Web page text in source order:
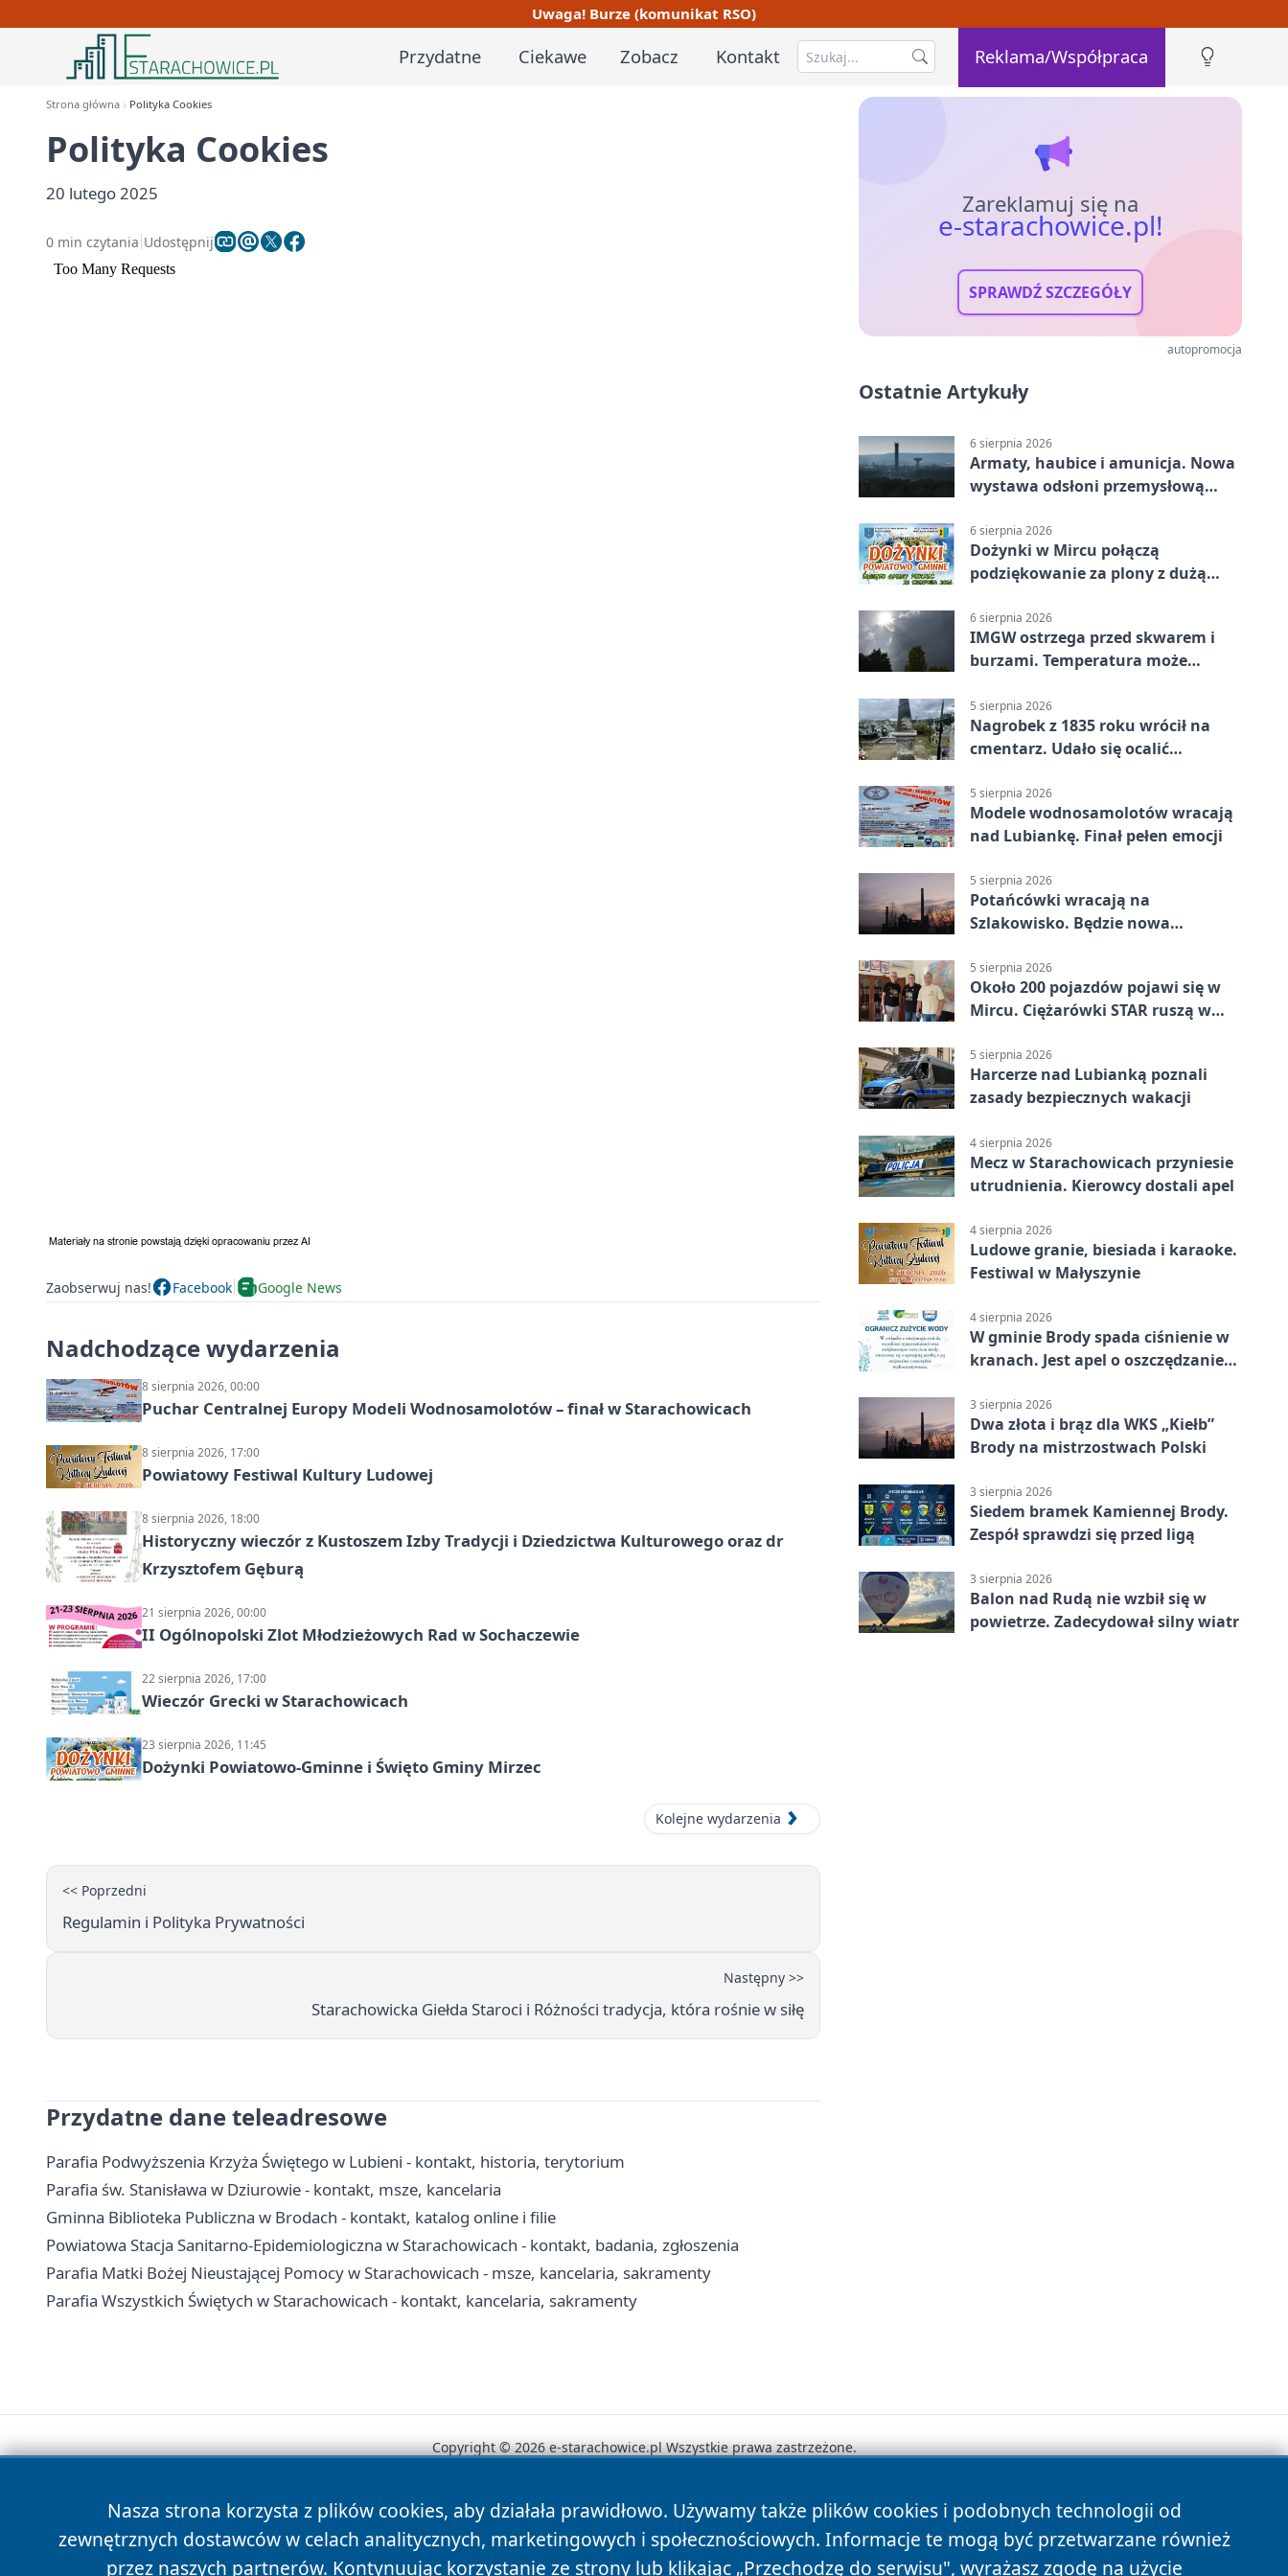
Uwaga! Burze (komunikat RSO)
Przydatne Ciekawe Zobacz Kontakt Reklama/Współpraca
Strona główna Polityka Cookies
Polityka Cookies
20 lutego 2025
0 min czytania Udostępnij
Zaobserwuj nas! Facebook Google News
Nadchodzące wydarzenia
8 sierpnia 2026, 00:00
Puchar Centralnej Europy Modeli Wodnosamolotów – finał w Starachowicach
8 sierpnia 2026, 17:00
Powiatowy Festiwal Kultury Ludowej
8 sierpnia 2026, 18:00
Historyczny wieczór z Kustoszem Izby Tradycji i Dziedzictwa Kulturowego oraz dr
Krzysztofem Gęburą
21 sierpnia 2026, 00:00
II Ogólnopolski Zlot Młodzieżowych Rad w Sochaczewie
22 sierpnia 2026, 17:00
Wieczór Grecki w Starachowicach
23 sierpnia 2026, 11:45
Dożynki Powiatowo-Gminne i Święto Gminy Mirzec
Kolejne wydarzenia
<< Poprzedni
Regulamin i Polityka Prywatności
Następny >>
Starachowicka Giełda Staroci i Różności tradycja, która rośnie w siłę
Przydatne dane teleadresowe
Parafia Podwyższenia Krzyża Świętego w Lubieni - kontakt, historia, terytorium
Parafia św. Stanisława w Dziurowie - kontakt, msze, kancelaria
Gminna Biblioteka Publiczna w Brodach - kontakt, katalog online i filie
Powiatowa Stacja Sanitarno-Epidemiologiczna w Starachowicach - kontakt, badania, zgłoszenia
Parafia Matki Bożej Nieustającej Pomocy w Starachowicach - msze, kancelaria, sakramenty
Parafia Wszystkich Świętych w Starachowicach - kontakt, kancelaria, sakramenty
Zareklamuj się na
e-starachowice.pl!
SPRAWDŹ SZCZEGÓŁY
autopromocja
Ostatnie Artykuły
6 sierpnia 2026
Armaty, haubice i amunicja. Nowa
wystawa odsłoni przemysłową
6 sierpnia 2026
Dożynki w Mircu połączą
podziękowanie za plony z dużą
6 sierpnia 2026
IMGW ostrzega przed skwarem i
burzami. Temperatura może
5 sierpnia 2026
Nagrobek z 1835 roku wrócił na
cmentarz. Udało się ocalić
5 sierpnia 2026
Modele wodnosamolotów wracają
nad Lubiankę. Finał pełen emocji
5 sierpnia 2026
Potańcówki wracają na
Szlakowisko. Będzie nowa
5 sierpnia 2026
Około 200 pojazdów pojawi się w
Mircu. Ciężarówki STAR ruszą w
5 sierpnia 2026
Harcerze nad Lubianką poznali
zasady bezpiecznych wakacji
4 sierpnia 2026
Mecz w Starachowicach przyniesie
utrudnienia. Kierowcy dostali apel
4 sierpnia 2026
Ludowe granie, biesiada i karaoke.
Festiwal w Małyszynie
4 sierpnia 2026
W gminie Brody spada ciśnienie w
kranach. Jest apel o oszczędzanie
3 sierpnia 2026
Dwa złota i brąz dla WKS „Kiełb”
Brody na mistrzostwach Polski
3 sierpnia 2026
Siedem bramek Kamiennej Brody.
Zespół sprawdzi się przed ligą
3 sierpnia 2026
Balon nad Rudą nie wzbił się w
powietrze. Zadecydował silny wiatr
Nasza strona korzysta z plików cookies, aby działała prawidłowo. Używamy także plików cookies i podobnych technologii od
zewnętrznych dostawców w celach analitycznych, marketingowych i społecznościowych. Informacje te mogą być przetwarzane również
przez naszych partnerów. Kontynuując korzystanie ze strony lub klikając „Przechodzę do serwisu", wyrażasz zgodę na użycie
Copyright © 2026 e-starachowice.pl Wszystkie prawa zastrzeżone.
News Autorzy Polityka Prywatności Polityka Cookies